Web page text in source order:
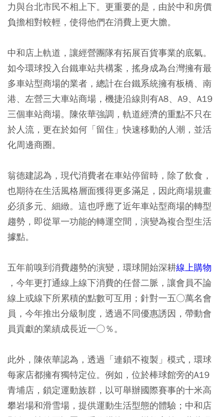
力與台北市民不相上下。更重要的是，由於中和房價
負擔相對較輕，使得他們在消費上更大膽。
中和店上軌道，讓經營團隊有拓展百貨事業的底氣。
如今環球投入台鐵車站共構案，搖身成為台灣擁有最
多車站型商場的業者，總計在台鐵系統擁有板橋、南
港、左營三大車站商場，機捷沿線則有A8、A9、A19
三個車站商場。陳依華強調，軌道經濟的重點不只在
於人流，更在於如何「留住」快速移動的人潮，並活
化周邊商圈。
翁德建認為，現代消費者在車站停留時，除了飲食，
也期待在生活風格層面獲得更多滿足，因此商場規畫
必須多元、細緻。這也呼應了近年車站型商場的轉型
趨勢，即從單一功能的轉運空間，演變為複合型生活
據點。
五年前嗅到消費趨勢的演變，環球開始深耕線上購物
，今年更打通線上線下消費的任督二脈，讓會員不論
線上或線下所累積的點數可互用；針對一五○萬名會
員，今年推出分級制度，透過不同優惠誘因，帶動會
員貢獻的業績成長近一○％。
此外，陳依華認為，透過「連鎖不複製」模式，環球
每家店都擁有獨特定位。例如，位於棒球館旁的A19
青埔店，鎖定運動族群，以可舉辦國際賽事的十米高
攀岩場和滑雪場，提供運動生活型態的體驗；中和店